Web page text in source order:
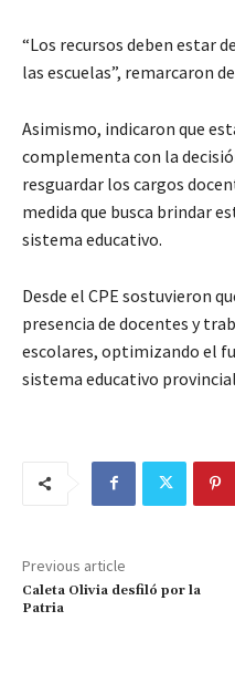
“Los recursos deben estar
las escuelas”, remarcaron
Asimismo, indicaron que
complementa con la
resguardar los cargos
medida que busca brindar
sistema educativo.
Desde el CPE sostuvieron
presencia de docentes y
escolares, optimizando el
sistema educativo
Previous article
Caleta Olivia desfiló por la
Patria